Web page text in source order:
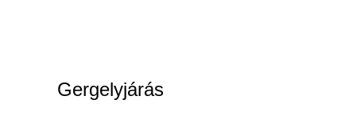
Gergelyjárás